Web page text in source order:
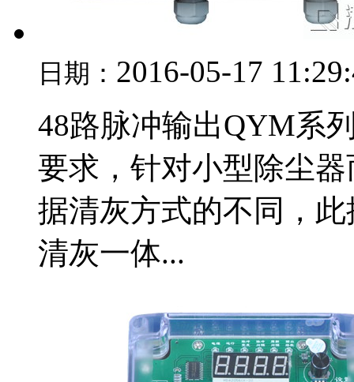
日期： 2016-05-17
48路脉冲输出QYM系
要求，针对小型除尘
据清灰方式的不同，
清灰一体...